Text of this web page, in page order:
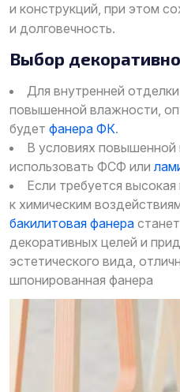
и конструкций, при этом
и долговечность.
Выбор
Для внутренней
повышенной влажности,
будет фанера ФК.
В условиях
использовать ФСФ или
Если требуется
к химическим
бакилитовая фанера
декоративных целей и
эстетического вида,
шпонированная фанера